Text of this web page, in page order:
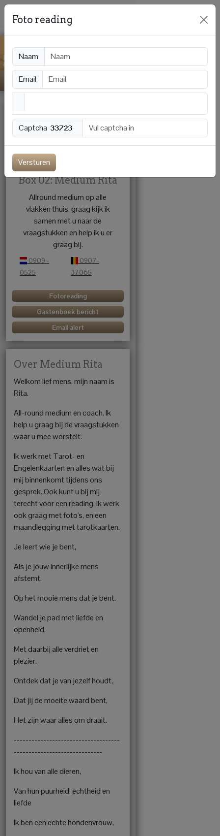
Box 02: Medium Rita
Allround medium op alle
vlakken thuis, graag kijk ik
samen met u naar de
vraagstukken en help ik u er
graag bij.
0909 -
0525
0907-
37065
Fotoreading
Gastenboek bericht
Email alert
Over Medium Rita
Welkom lief mens, mijn naam is
Rita.
All-round medium en coach. Ik
help u graag bij de vraagstukken
waar u mee worstelt.
Ik werk met Tarot- en
Engelenkaarten en alles wat bij
mij binnenkomt tijdens ons
gesprek. Ook kunt u bij mij
terecht voor een reading, ik werk
ook graag met foto's, en een
maandlegging met tarotkaarten.
Je leert wie je bent,
Als je jouw innerlijke mens
afstemt,
Op het mooie mens dat je bent.
Wandel je pad met liefde en
openheid,
Met daarbij alle verdriet en
plezier.
Ontdek dat je van jezelf houdt,
Dat jij de moeite waard bent,
Het zijn waar alles om draait.
------------------------------------
------------------------------
Ik hou van alle dieren,
Van hun puurheid, echtheid en
liefde
Ik ben een echte hondenvrouw,
Foto reading
Naam
Email
Captcha
Versturen